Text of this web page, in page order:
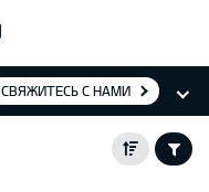
СВЯЖИТЕСЬ С НАМИ